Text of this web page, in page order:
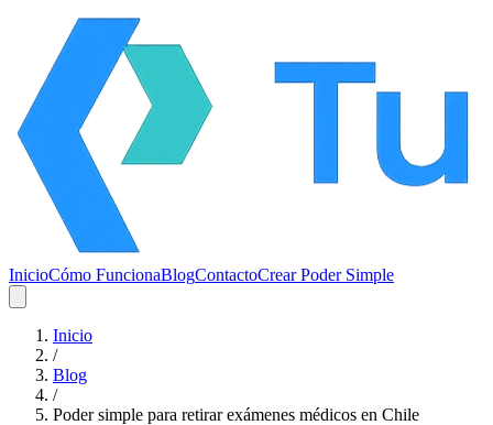
InicioCómo FuncionaBlogContactoCrear Poder Simple
Inicio
/
Blog
/
Poder simple para retirar exámenes médicos en Chile